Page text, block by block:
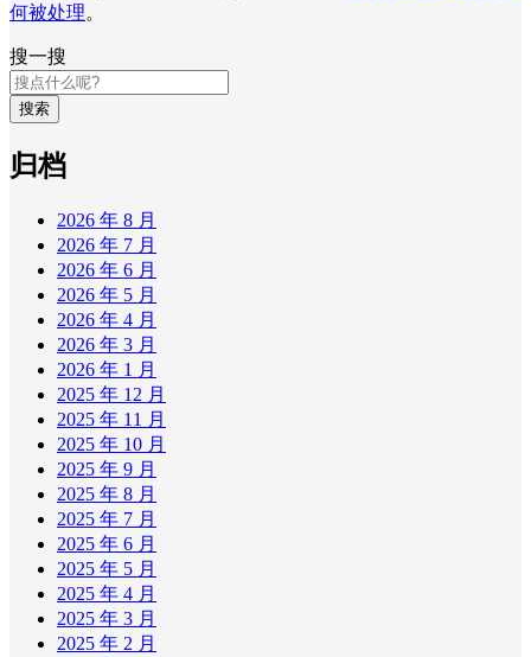
何被处理。
搜一搜
搜索
归档
2026 年 8 月
2026 年 7 月
2026 年 6 月
2026 年 5 月
2026 年 4 月
2026 年 3 月
2026 年 1 月
2025 年 12 月
2025 年 11 月
2025 年 10 月
2025 年 9 月
2025 年 8 月
2025 年 7 月
2025 年 6 月
2025 年 5 月
2025 年 4 月
2025 年 3 月
2025 年 2 月